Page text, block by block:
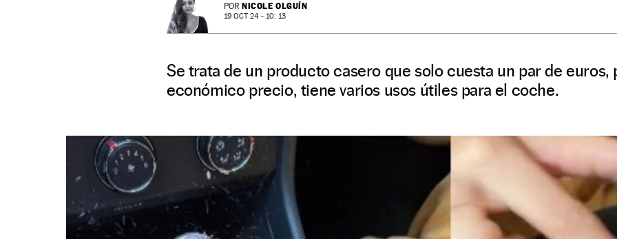
POR NICOLE OLGUÍN
19 OCT 24 - 10: 13
Se trata de un producto casero que solo cuesta un par de euros,
económico precio, tiene varios usos útiles para el coche.